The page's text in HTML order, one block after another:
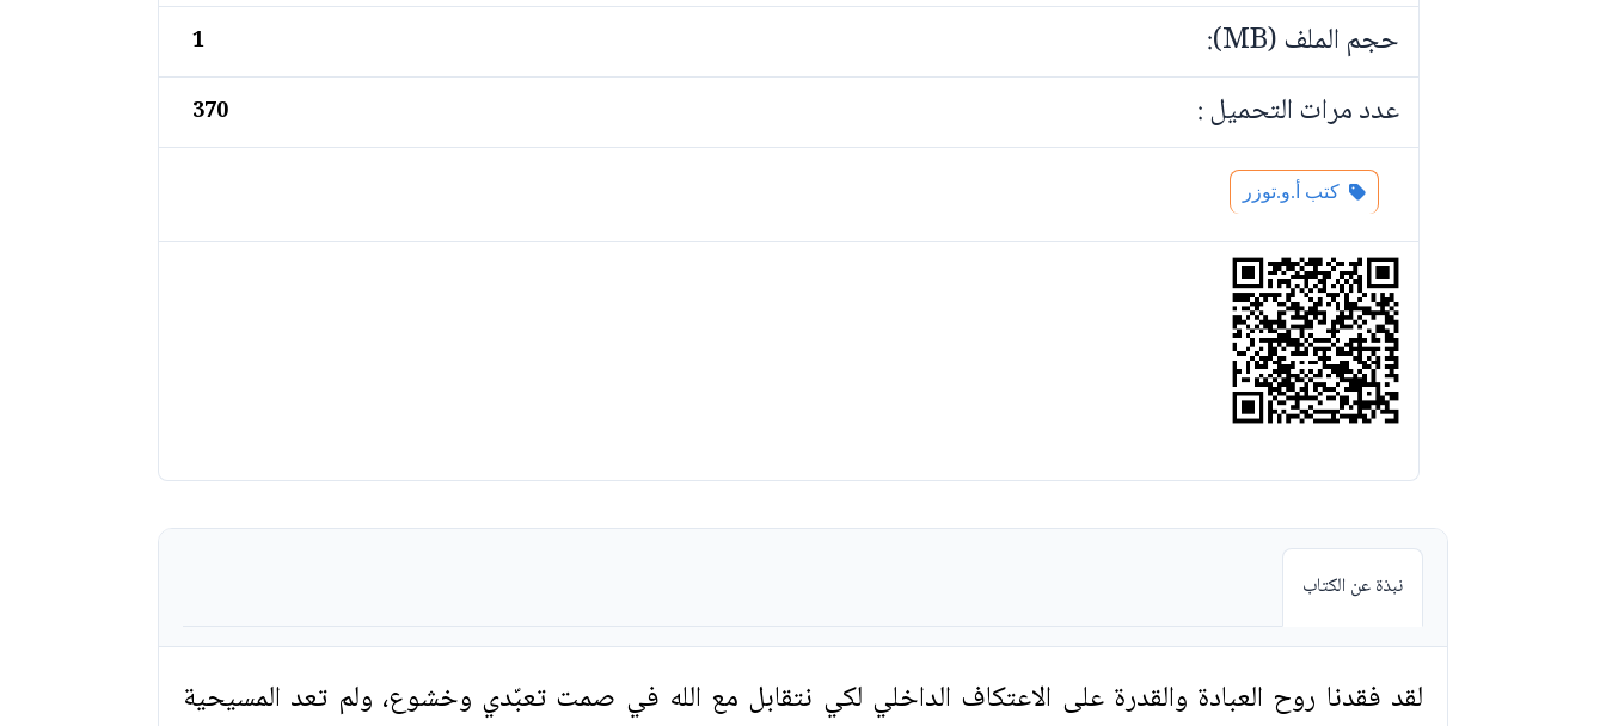
حجم الملف (MB): 1
عدد مرات التحميل : 370
كتب أ.و.توزر
نبذة عن الكتاب
لقد فقدنا روح العبادة والقدرة على الاعتكاف الداخلي لكي نتقابل مع الله في صمت تعبّدي وخشوع، ولم تعد المسيحية